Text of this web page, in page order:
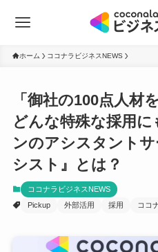
ホーム ココナラビジネスNEWS
「御社の100点人材
どんな特殊な採用
ンのアシスタント
シスト』とは？
ココナラビジネスNEWS
Pickup
外部活用 採用 ココ